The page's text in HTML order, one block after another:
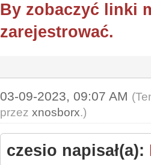
By zobaczyć linki
zarejestrować.
03-09-2023, 09:07 AM
przez xnosborx.)
czesio napisał(a):